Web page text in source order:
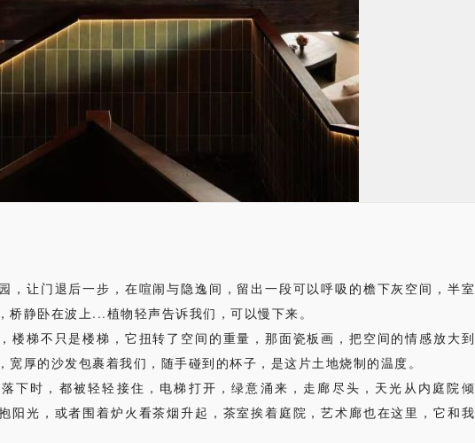
，让门退后一步，在喧闹与隐逸间，留出一段可以呼吸的檐下灰空间，半室
桥静卧在波上...植物轻声告诉我们，可以慢下来。
楼梯不只是楼梯，它扭转了空间的重量，那面瓷板画，把空间的情感放大到
宽厚的沙发包裹着我们，随手碰到的杯子，是这片土地烧制的温度。
下时，都被轻轻接住，电梯打开，绿意涌来，走廊尽头，天光从内庭院倾
阳光，或者围着炉火看茶烟升起，茶室挨着庭院，艺术廊也在这里，它和我